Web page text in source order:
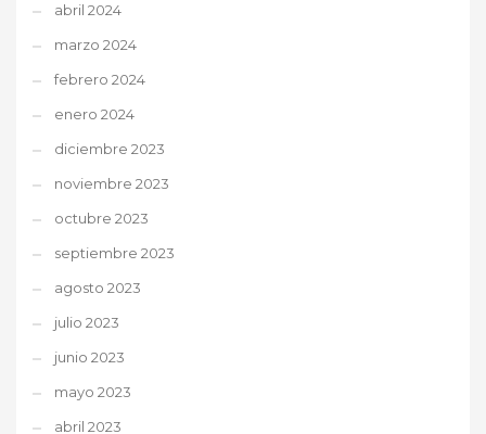
abril 2024
marzo 2024
febrero 2024
enero 2024
diciembre 2023
noviembre 2023
octubre 2023
septiembre 2023
agosto 2023
julio 2023
junio 2023
mayo 2023
abril 2023